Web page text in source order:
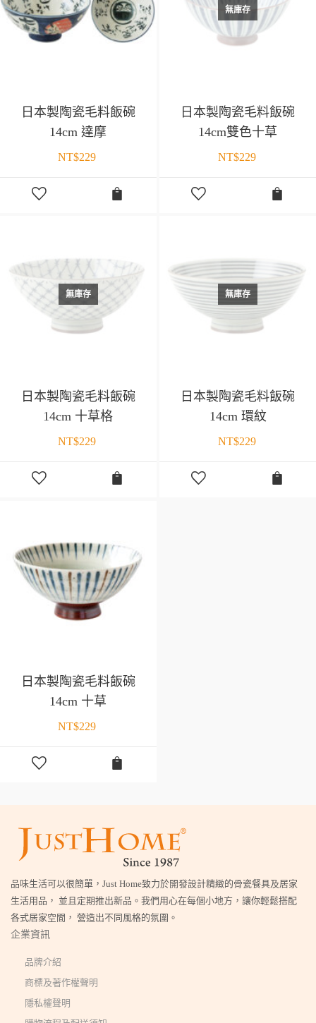
日本製陶瓷毛料飯碗
14cm 達摩
NT$229
無庫存
日本製陶瓷毛料飯碗
14cm雙色十草
NT$229
無庫存
日本製陶瓷毛料飯碗
14cm 十草格
NT$229
無庫存
日本製陶瓷毛料飯碗
14cm 環紋
NT$229
日本製陶瓷毛料飯碗
14cm 十草
NT$229
品味生活可以很簡單，Just Home致力於開發設計精緻的骨瓷餐具及居家
生活用品， 並且定期推出新品。我們用心在每個小地方，讓你輕鬆搭配
各式居家空間， 營造出不同風格的氛圍。
企業資訊
品牌介紹
商標及著作權聲明
隱私權聲明